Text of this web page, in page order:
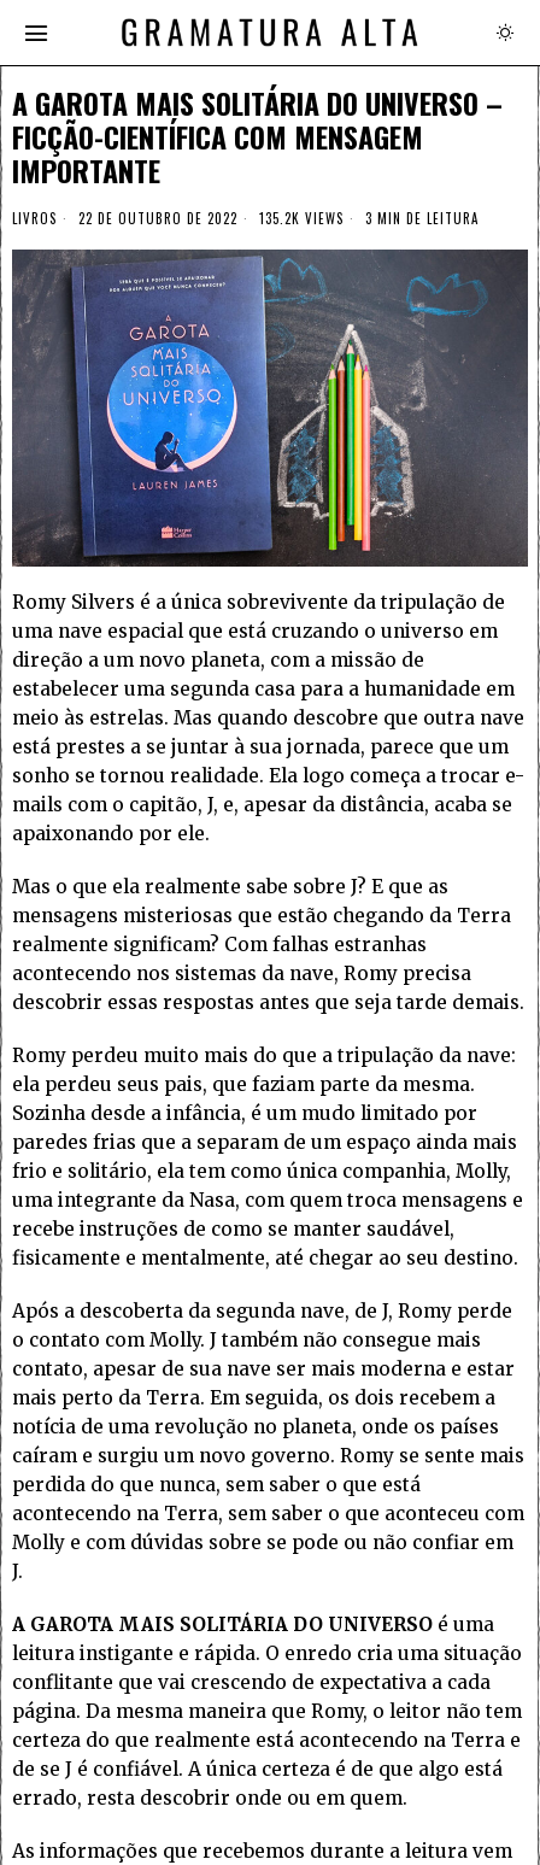
A GAROTA MAIS SOLITÁRIA DO UNIVERSO –
FICÇÃO-CIENTÍFICA COM MENSAGEM
IMPORTANTE
LIVROS 22 DE OUTUBRO DE 2022 135.2K VIEWS 3 MIN DE LEITURA
Romy Silvers é a única sobrevivente da tripulação de
uma nave espacial que está cruzando o universo em
direção a um novo planeta, com a missão de
estabelecer uma segunda casa para a humanidade em
meio às estrelas. Mas quando descobre que outra nave
está prestes a se juntar à sua jornada, parece que um
sonho se tornou realidade. Ela logo começa a trocar e-
mails com o capitão, J, e, apesar da distância, acaba se
apaixonando por ele.
Mas o que ela realmente sabe sobre J? E que as
mensagens misteriosas que estão chegando da Terra
realmente significam? Com falhas estranhas
acontecendo nos sistemas da nave, Romy precisa
descobrir essas respostas antes que seja tarde demais.
Romy perdeu muito mais do que a tripulação da nave:
ela perdeu seus pais, que faziam parte da mesma.
Sozinha desde a infância, é um mudo limitado por
paredes frias que a separam de um espaço ainda mais
frio e solitário, ela tem como única companhia, Molly,
uma integrante da Nasa, com quem troca mensagens e
recebe instruções de como se manter saudável,
fisicamente e mentalmente, até chegar ao seu destino.
Após a descoberta da segunda nave, de J, Romy perde
o contato com Molly. J também não consegue mais
contato, apesar de sua nave ser mais moderna e estar
mais perto da Terra. Em seguida, os dois recebem a
notícia de uma revolução no planeta, onde os países
caíram e surgiu um novo governo. Romy se sente mais
perdida do que nunca, sem saber o que está
acontecendo na Terra, sem saber o que aconteceu com
Molly e com dúvidas sobre se pode ou não confiar em
J.
A GAROTA MAIS SOLITÁRIA DO UNIVERSO é uma
leitura instigante e rápida. O enredo cria uma situação
conflitante que vai crescendo de expectativa a cada
página. Da mesma maneira que Romy, o leitor não tem
certeza do que realmente está acontecendo na Terra e
de se J é confiável. A única certeza é de que algo está
errado, resta descobrir onde ou em quem.
As informações que recebemos durante a leitura vem